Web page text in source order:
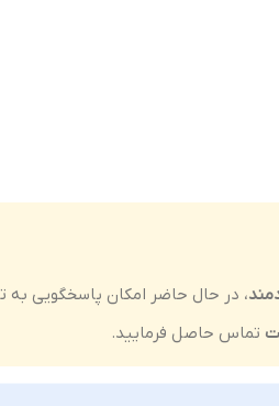
، در حال حاضر امکان پاسخگویی به
تماس حاصل فرمایید.